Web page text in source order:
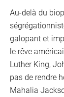
Au-delà du
galopant et
le rêve
Luther King,
pas de rendre
Mahalia